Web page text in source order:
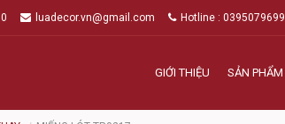
luadecor.vn@gmail.com Hotline : 0395079699
GIỚI THIỆU SẢN PHẨM